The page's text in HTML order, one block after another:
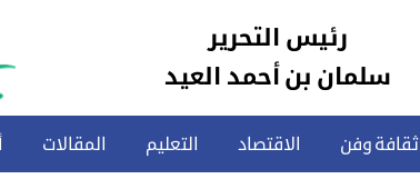
رئيس التحرير
سلمان بن أحمد العيد
ثقافة وفن الاقتصاد التعليم المقالات